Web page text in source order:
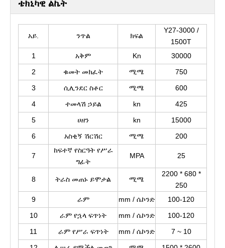
ቴክኒካዊ ልኬት
አይ. ንጥል ክፍል
Y27-3000 /
1500T
1
አቅም Kn
30000
2
ቁመት መክፈት ሚሜ
750
3
ሲሊንደር ስቶር ሚሜ
600
4
ተመላሽ ኃይል kn
425
5
ሀዘን kn
15000
6
አስቂኝ ሽርሽር ሚሜ 200
7
ከፍተኛ የስርዓት የሥራ
ግፊት
MPA 25
8 ትራስ መጠኑ ይሞታል ሚሜ
2200 * 680 *
250
9
ራም mm / ሴኮንድ
100-120
10
ራም የኋላ ፍጥነት mm / ሴኮንድ
100-120
11
ራም የሥራ ፍጥነት mm / ሴኮንድ
7 ~ 10